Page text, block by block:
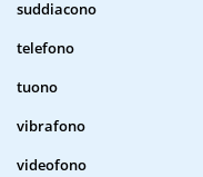
suddiacono
telefono
tuono
vibrafono
videofono